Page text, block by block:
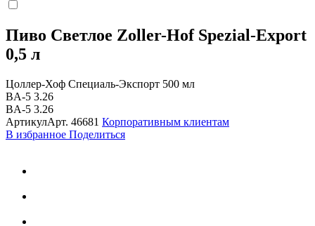
Пиво Светлое Zoller-Hof Spezial-Export
0,5 л
Цоллер-Хоф Специаль-Экспорт 500 мл
BA-5 3.26
BA-5 3.26
АртикулАрт. 46681 Корпоративным клиентам
В избранное Поделиться